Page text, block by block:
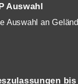
Auswahl
Auswahl an
bis